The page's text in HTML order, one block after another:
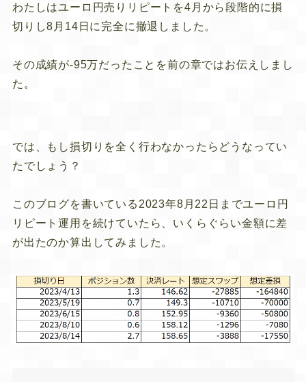
わたしはユーロ円売りリピートを4月から段階的に損
切りし8月14日に完全に撤退しました。
その成績が-95万だったことを前の章ではお伝えしまし
た。
では、もし損切りを全く行わなかったらどうなってい
たでしょう？
このブログを書いている2023年8月22日までユーロ円
リピート運用を続けていたら、いくらぐらい金額に差
が出たのか算出してみました。